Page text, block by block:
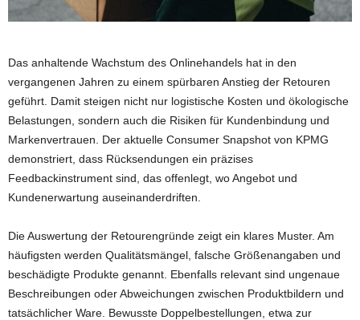
Das anhaltende Wachstum des Onlinehandels hat in den
vergangenen Jahren zu einem spürbaren Anstieg der Retouren
geführt. Damit steigen nicht nur logistische Kosten und ökologische
Belastungen, sondern auch die Risiken für Kundenbindung und
Markenvertrauen. Der aktuelle Consumer Snapshot von KPMG
demonstriert, dass Rücksendungen ein präzises
Feedbackinstrument sind, das offenlegt, wo Angebot und
Kundenerwartung auseinanderdriften.
Die Auswertung der Retourengründe zeigt ein klares Muster. Am
häufigsten werden Qualitätsmängel, falsche Größenangaben und
beschädigte Produkte genannt. Ebenfalls relevant sind ungenaue
Beschreibungen oder Abweichungen zwischen Produktbildern und
tatsächlicher Ware. Bewusste Doppelbestellungen, etwa zur